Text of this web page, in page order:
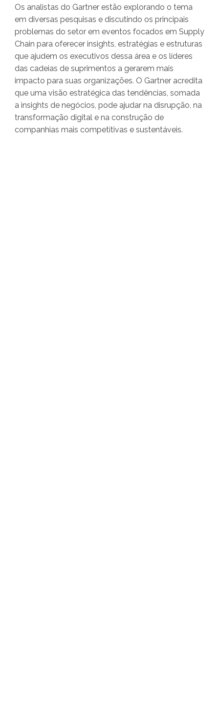
Os analistas do Gartner estão explorando o tema
em diversas pesquisas e discutindo os principais
problemas do setor em eventos focados em Supply
Chain para oferecer insights, estratégias e estruturas
que ajudem os executivos dessa área e os líderes
das cadeias de suprimentos a gerarem mais
impacto para suas organizações. O Gartner acredita
que uma visão estratégica das tendências, somada
a insights de negócios, pode ajudar na disrupção, na
transformação digital e na construção de
companhias mais competitivas e sustentáveis.